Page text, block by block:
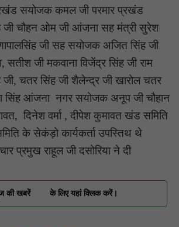
सयोजक कमल जी परमार प्रखंड
जी चौहन ओम जी आंजना सह मंत्री सुरेश
जी सह सयोजक अजित सिंह जी
सतीश जी मकवाना विजेंद्र सिंह जी राम
जी, चतर सिंह जी शैलेन्द्र जी खारोल चतर
सिंह आंजना नगर सयोजक अनूप जी चौहान
दिनेश वर्मा , दीपेश कुमावत खंड समिति
के सेकंड़ो कार्यकर्ता उपस्तिथ थे
प्रमुख राहूल जी दसोरिया ने दी
की खबरें के लिए यहां क्लिक करें।